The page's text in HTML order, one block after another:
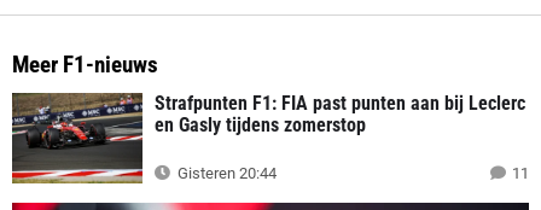
Meer F1-nieuws
Strafpunten F1: FIA past punten aan bij Leclerc
en Gasly tijdens zomerstop
Gisteren 20:44 11